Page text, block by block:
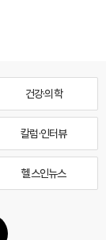
건강·의학
칼럼·인터뷰
헬스인뉴스